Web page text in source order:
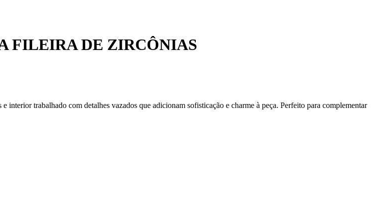
FILEIRA DE ZIRCÔNIAS
trabalhado com detalhes vazados que adicionam sofisticação e charme à peça. Perfeito para complementar